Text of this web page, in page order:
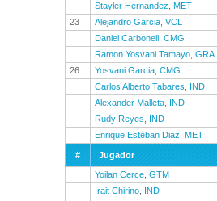
Stayler Hernandez
MET
23
Alejandro Garcia VCL
Daniel Carbonell CMG
Ramon Yosvani Tamayo GRA
26
Yosvani Garcia CMG
Carlos Alberto Tabares
IND
Alexander Malleta IND
Rudy Reyes
IND
Enrique Esteban Diaz
MET
#
Jugador
Yoilan Cerce GTM
Irait Chirino IND